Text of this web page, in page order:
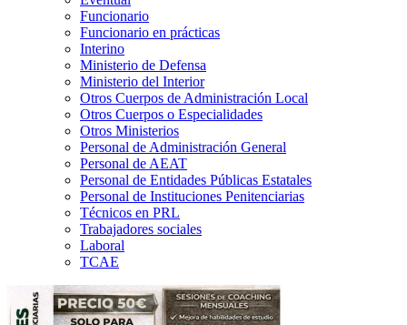
Funcionario
Funcionario en prácticas
Interino
Ministerio de Defensa
Ministerio del Interior
Otros Cuerpos de Administración Local
Otros Cuerpos o Especialidades
Otros Ministerios
Personal de Administración General
Personal de AEAT
Personal de Entidades Públicas Estatales
Personal de Instituciones Penitenciarias
Técnicos en PRL
Trabajadores sociales
Laboral
TCAE